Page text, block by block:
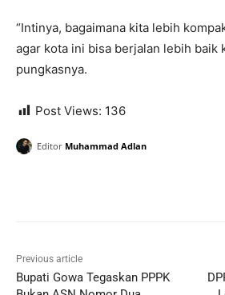
“Intinya, bagaimana kita lebih
agar kota ini bisa berjalan lebih baik
pungkasnya.
Post Views: 136
Editor Muhammad Adlan
Previous article
Bupati Gowa Tegaskan PPPK